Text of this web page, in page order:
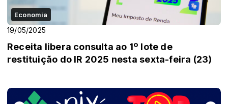
Economia
19/05/2025
Receita libera consulta ao 1º lote de
restituição do IR 2025 nesta sexta-feira (23)